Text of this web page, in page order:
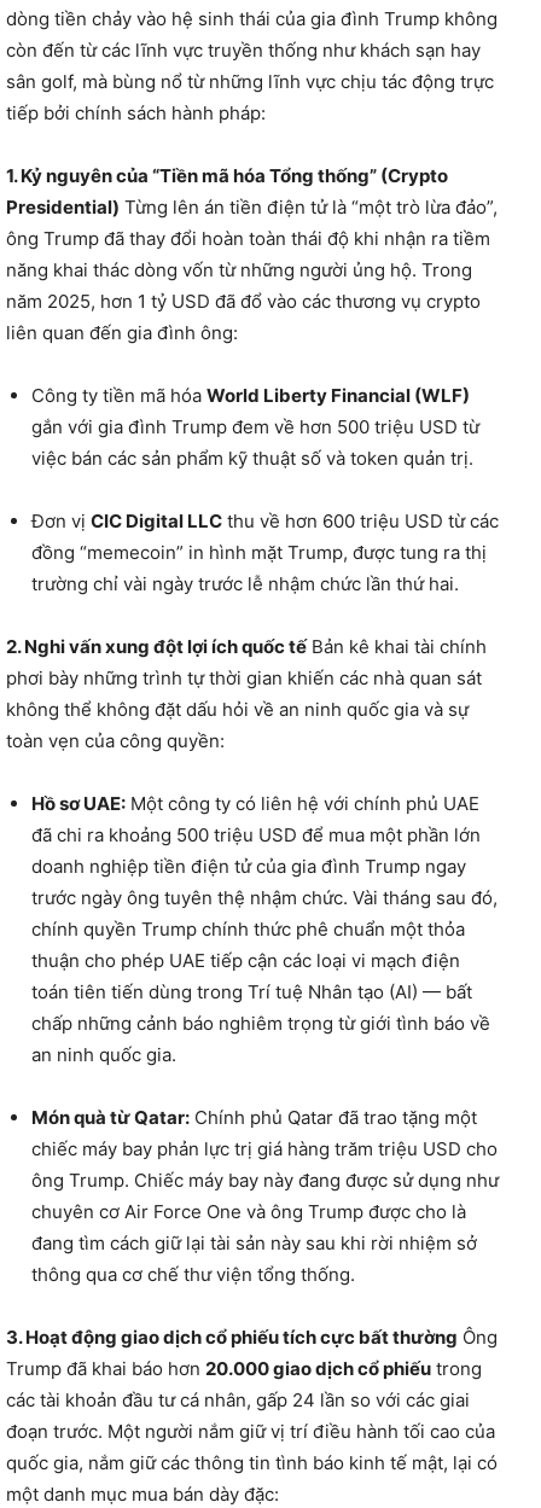
dòng tiền chảy vào hệ sinh thái của gia đình Trump không
còn đến từ các lĩnh vực truyền thống như khách sạn hay
sân golf, mà bùng nổ từ những lĩnh vực chịu tác động trực
tiếp bởi chính sách hành pháp:
1. Kỷ nguyên của “Tiền mã hóa Tổng thống” (Crypto
Presidential) Từng lên án tiền điện tử là “một trò lừa đảo”,
ông Trump đã thay đổi hoàn toàn thái độ khi nhận ra tiềm
năng khai thác dòng vốn từ những người ủng hộ. Trong
năm 2025, hơn 1 tỷ USD đã đổ vào các thương vụ crypto
liên quan đến gia đình ông:
Công ty tiền mã hóa World Liberty Financial (WLF)
gắn với gia đình Trump đem về hơn 500 triệu USD từ
việc bán các sản phẩm kỹ thuật số và token quản trị.
Đơn vị CIC Digital LLC thu về hơn 600 triệu USD từ các
đồng “memecoin” in hình mặt Trump, được tung ra thị
trường chỉ vài ngày trước lễ nhậm chức lần thứ hai.
2. Nghi vấn xung đột lợi ích quốc tếBản kê khai tài chính
phơi bày những trình tự thời gian khiến các nhà quan sát
không thể không đặt dấu hỏi về an ninh quốc gia và sự
toàn vẹn của công quyền:
Hồ sơ UAE: Một công ty có liên hệ với chính phủ UAE
đã chi ra khoảng 500 triệu USD để mua một phần lớn
doanh nghiệp tiền điện tử của gia đình Trump ngay
trước ngày ông tuyên thệ nhậm chức. Vài tháng sau đó,
chính quyền Trump chính thức phê chuẩn một thỏa
thuận cho phép UAE tiếp cận các loại vi mạch điện
toán tiên tiến dùng trong Trí tuệ Nhân tạo (AI) — bất
chấp những cảnh báo nghiêm trọng từ giới tình báo về
an ninh quốc gia.
Món quà từ Qatar: Chính phủ Qatar đã trao tặng một
chiếc máy bay phản lực trị giá hàng trăm triệu USD cho
ông Trump. Chiếc máy bay này đang được sử dụng như
chuyên cơ Air Force One và ông Trump được cho là
đang tìm cách giữ lại tài sản này sau khi rời nhiệm sở
thông qua cơ chế thư viện tổng thống.
3. Hoạt động giao dịch cổ phiếu tích cực bất thường Ông
Trump đã khai báo hơn 20.000 giao dịch cổ phiếu trong
các tài khoản đầu tư cá nhân, gấp 24 lần so với các giai
đoạn trước. Một người nắm giữ vị trí điều hành tối cao của
quốc gia, nắm giữ các thông tin tình báo kinh tế mật, lại có
một danh mục mua bán dày đặc: